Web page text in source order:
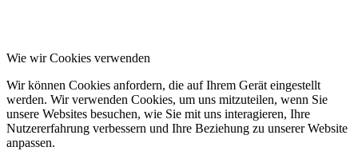
Wie wir Cookies verwenden
Wir können Cookies anfordern, die auf Ihrem Gerät eingestellt
werden. Wir verwenden Cookies, um uns mitzuteilen, wenn Sie
unsere Websites besuchen, wie Sie mit uns interagieren, Ihre
Nutzererfahrung verbessern und Ihre Beziehung zu unserer Website
anpassen.